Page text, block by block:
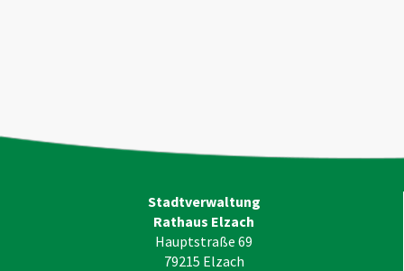
Stadtverwaltung
Rathaus Elzach
Hauptstraße 69
79215 Elzach